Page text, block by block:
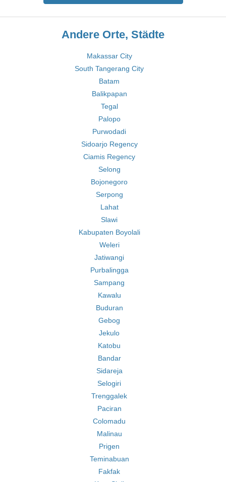
Andere Orte, Städte
Makassar City
South Tangerang City
Batam
Balikpapan
Tegal
Palopo
Purwodadi
Sidoarjo Regency
Ciamis Regency
Selong
Bojonegoro
Serpong
Lahat
Slawi
Kabupaten Boyolali
Weleri
Jatiwangi
Purbalingga
Sampang
Kawalu
Buduran
Gebog
Jekulo
Katobu
Bandar
Sidareja
Selogiri
Trenggalek
Paciran
Colomadu
Malinau
Prigen
Teminabuan
Fakfak